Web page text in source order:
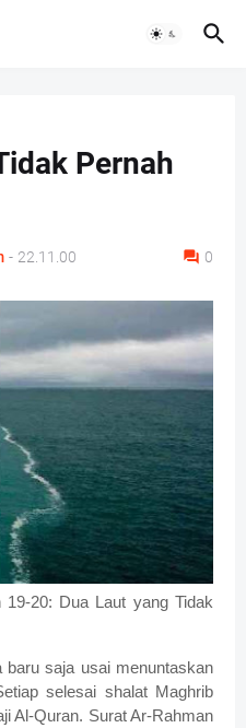
Pernah
- 22.11.00 0
19-20: Dua Laut yang Tidak
saja usai menuntaskan
selesai shalat Maghrib
Al-Quran. Surat Ar-Rahman